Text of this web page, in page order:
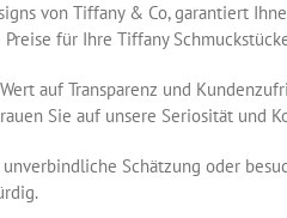
von Tiffany & Co, garantiert
für Ihre Tiffany
auf Transparenz und
Sie auf unsere Seriosität und
Schätzung oder